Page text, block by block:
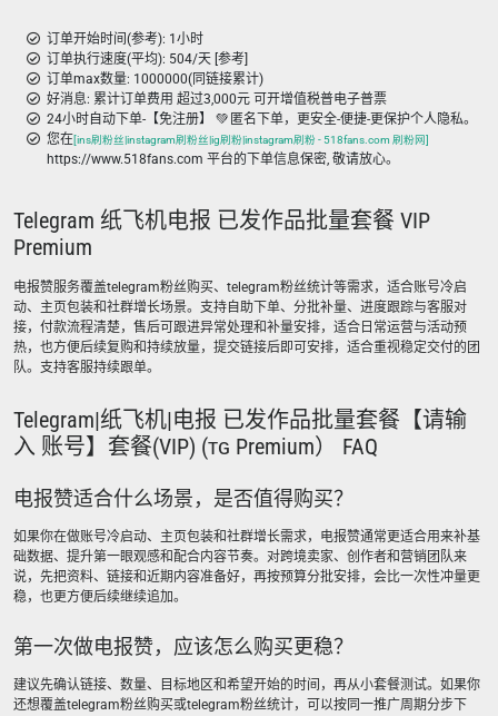
订单开始时间(参考): 1小时
订单执行速度(平均): 504/天 [参考]
订单max数量: 1000000(同链接累计)
好消息: 累计订单费用 超过3,000元 可开增值税普电子普票
24小时自动下单-【免注册】 💚 匿名下单，更安全-便捷-更保护个人隐私。
您在[ins刷粉丝|instagram刷粉丝|ig刷粉|instagram刷粉 - 518fans.com 刷粉网]
https://www.518fans.com 平台的下单信息保密, 敬请放心。
Telegram 纸飞机电报 已发作品批量套餐 VIP
Premium
电报赞服务覆盖telegram粉丝购买、telegram粉丝统计等需求，适合账号冷启
动、主页包装和社群增长场景。支持自助下单、分批补量、进度跟踪与客服对
接，付款流程清楚，售后可跟进异常处理和补量安排，适合日常运营与活动预
热，也方便后续复购和持续放量，提交链接后即可安排，适合重视稳定交付的团
队。支持客服持续跟单。
Telegram|纸飞机|电报 已发作品批量套餐【请输
入 账号】套餐(VIP) (ᴛɢ Premium） FAQ
电报赞适合什么场景，是否值得购买？
如果你在做账号冷启动、主页包装和社群增长需求，电报赞通常更适合用来补基
础数据、提升第一眼观感和配合内容节奏。对跨境卖家、创作者和营销团队来
说，先把资料、链接和近期内容准备好，再按预算分批安排，会比一次性冲量更
稳，也更方便后续继续追加。
第一次做电报赞，应该怎么购买更稳？
建议先确认链接、数量、目标地区和希望开始的时间，再从小套餐测试。如果你
还想覆盖telegram粉丝购买或telegram粉丝统计，可以按同一推广周期分步下